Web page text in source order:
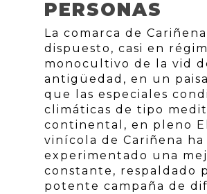
PERSONAS
La comarca de
dispuesto, casi en
monocultivo de la vid
antigüedad, en un
que las especiales
climáticas de tipo
continental, en pleno
vinícola de Cariñena ha
experimentado una
constante, respaldado
potente campaña de